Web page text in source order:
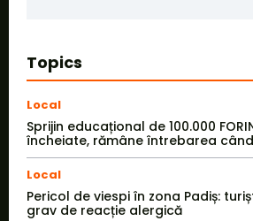
Topics
Local
Sprijin educațional de 100.000
încheiate, rămâne întrebarea
Local
Pericol de viespi în zona Padiș:
grav de reacție alergică